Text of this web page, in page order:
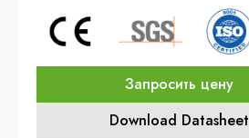
Запросить цену
Download Datasheet